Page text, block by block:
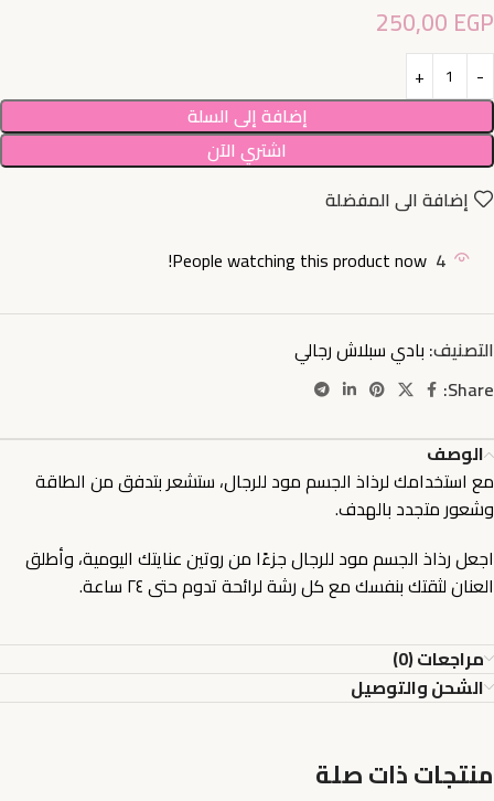
250,00 EGP
إضافة إلى السلة
اشتري الآن
إضافة الى المفضلة
4
People watching this product now!
التصنيف: بادي سبلاش رجالي
Share:
الوصف
مع استخدامك لرذاذ الجسم مود للرجال، ستشعر بتدفق من الطاقة
وشعور متجدد بالهدف.
اجعل رذاذ الجسم مود للرجال جزءًا من روتين عنايتك اليومية، وأطلق
العنان لثقتك بنفسك مع كل رشة لرائحة تدوم حتى ٢٤ ساعة.
مراجعات (0)
الشحن والتوصيل
منتجات ذات صلة